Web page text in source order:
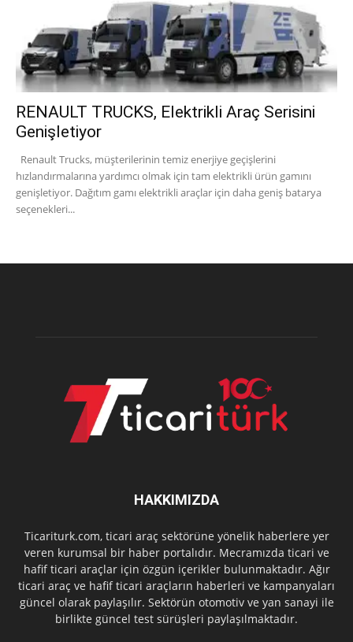
RENAULT TRUCKS, Elektrikli Araç Serisini
Genişletiyor
Renault Trucks, müşterilerinin temiz enerjiye geçişlerini
hızlandırmalarına yardımcı olmak için tam elektrikli ürün gamını
genişletiyor. Dağıtım gamı elektrikli araçlar için daha geniş batarya
seçenekleri...
HAKKIMIZDA
Ticariturk.com, ticari araç sektörüne yönelik haberlere yer
veren kurumsal bir haber portalıdır. Mecramızda ticari ve
hafif ticari araçlar için özgün içerikler bulunmaktadır. Ağır
ticari araç ve hafif ticari araçların haberleri ve kampanyaları
güncel olarak paylaşılır. Sektörün otomotiv ve yan sanayi ile
birlikte güncel test sürüşleri paylaşılmaktadır.